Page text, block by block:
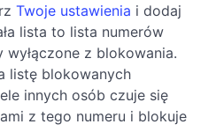
Twoje ustawienia i dodaj
lista to lista numerów
z blokowania.
listę blokowanych
innych osób czuje się
z tego numeru i blokuje